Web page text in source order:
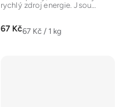
67 KčMěrná
67 Kč / 1 kg
rychlý zdroj energie. Jsou